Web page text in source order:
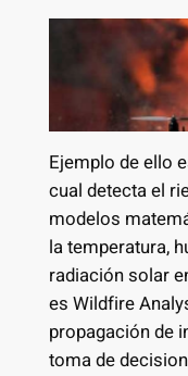
Ejemplo de ello
cual detecta el
modelos
la temperatura,
radiación solar
es Wildfire
propagación de
toma de